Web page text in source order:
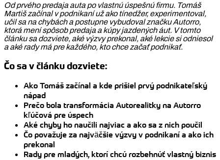
Od prvého predaja auta po vlastnú úspešnú firmu. Tomáš
Martiš začínal v podnikaní už ako tínedžer, experimentoval,
učil sa na chybách a postupne vybudoval značku Autorro,
ktorá mení spôsob predaja a kúpy jazdených áut. V tomto
článku sa dozviete, aké výzvy prekonal, aké lekcie si odniesol
a aké rady má pre každého, kto chce začať podnikať.
Čo sa v článku dozviete:
Ako Tomáš začínal a kde prišiel prvý podnikateľský
nápad
Prečo bola transformácia Autorealitky na Autorro
kľúčová pre úspech
Aké chyby ho naučili najviac a ako sa z nich poučil
Čo považuje za najväčšie výzvy v podnikaní a ako ich
prekonal
Rady pre mladých, ktorí chcú rozbehnúť vlastný biznis